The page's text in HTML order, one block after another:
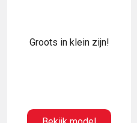
Groots in klein zijn!